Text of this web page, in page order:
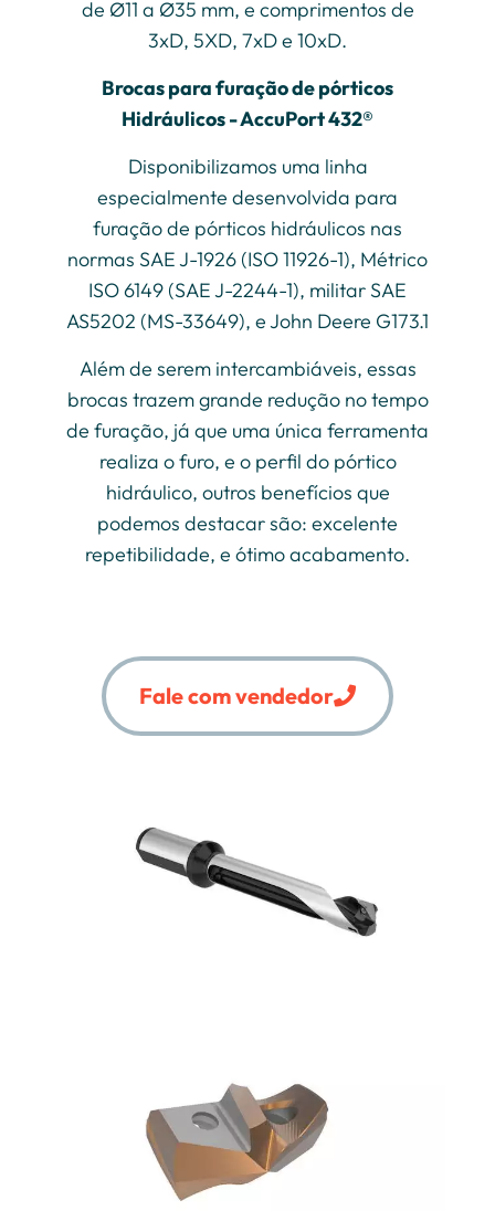
de Ø11 a Ø35 mm, e comprimentos de
3xD, 5XD, 7xD e 10xD.
Brocas para furação de pórticos
Hidráulicos - AccuPort 432®
Disponibilizamos uma linha
especialmente desenvolvida para
furação de pórticos hidráulicos nas
normas SAE J-1926 (ISO 11926-1), Métrico
ISO 6149 (SAE J-2244-1), militar SAE
AS5202 (MS-33649), e John Deere G173.1
Além de serem intercambiáveis, essas
brocas trazem grande redução no tempo
de furação, já que uma única ferramenta
realiza o furo, e o perfil do pórtico
hidráulico, outros benefícios que
podemos destacar são: excelente
repetibilidade, e ótimo acabamento.
Fale com vendedor